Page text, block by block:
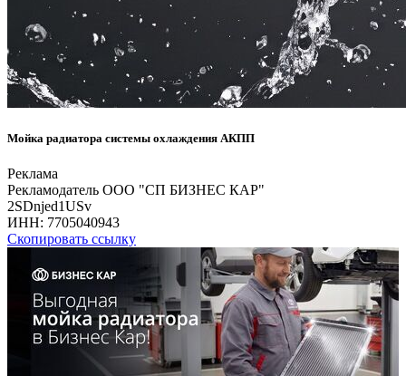
Мойка радиатора системы охлаждения АКПП
Реклама
Рекламодатель ООО "СП БИЗНЕС КАР"
2SDnjed1USv
ИНН: 7705040943
Скопировать ссылку